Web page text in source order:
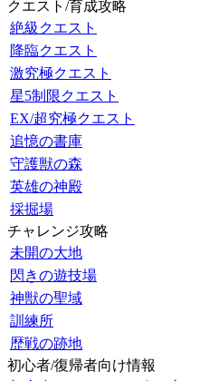
クエスト/育成攻略
絶級クエスト
降臨クエスト
激究極クエスト
星5制限クエスト
EX/超究極クエスト
追憶の書庫
守護獣の森
英雄の神殿
採掘場
チャレンジ攻略
未開の大地
閃きの遊技場
神獣の聖域
訓練所
歴戦の跡地
初心者/復帰者向け情報